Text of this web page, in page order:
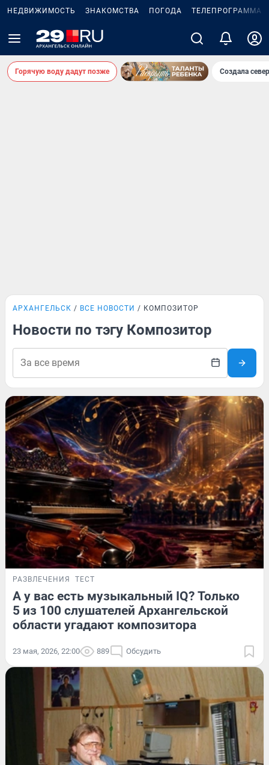
НЕДВИЖИМОСТЬ ЗНАКОМСТВА ПОГОДА ТЕЛЕПРОГРАММА
Горячую воду дадут позже Создала
АРХАНГЕЛЬСК ВСЕ НОВОСТИ КОМПОЗИТОР
Новости по тэгу Композитор
РАЗВЛЕЧЕНИЯ ТЕСТ
А у вас есть музыкальный IQ? Только
5 из 100 слушателей Архангельской
области угадают композитора
23 мая, 2026, 22:00 889 Обсудить